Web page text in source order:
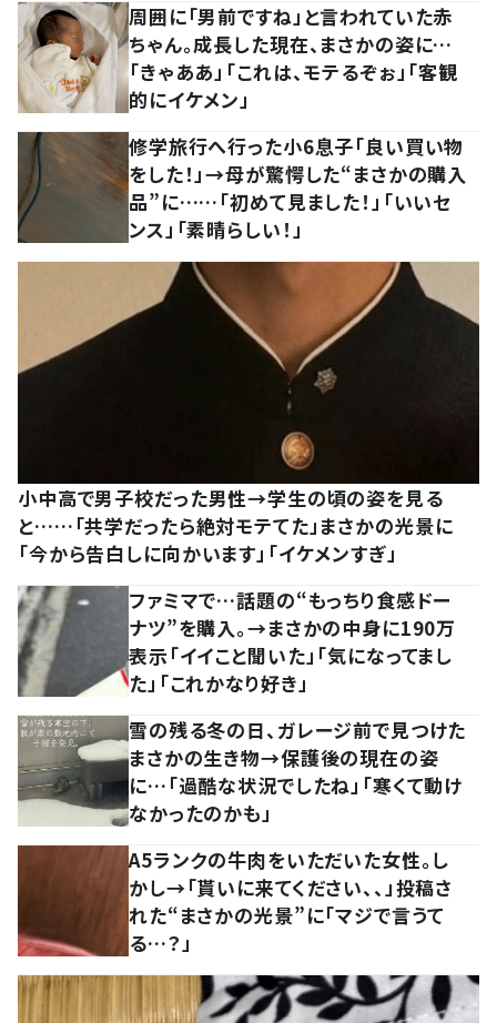
周囲に「男前ですね」と言われていた赤
ちゃん。成長した現在、まさかの姿に…
「きゃああ」「これは、モテるぞぉ」「客観
的にイケメン」
修学旅行へ行った小6息子「良い買い物
をした！」→母が驚愕した“まさかの購入
品”に……「初めて見ました！」「いいセ
ンス」「素晴らしい！」
小中高で男子校だった男性→学生の頃の姿を見る
と……「共学だったら絶対モテてた」まさかの光景に
「今から告白しに向かいます」「イケメンすぎ」
ファミマで…話題の“もっちり食感ドー
ナツ”を購入。→まさかの中身に190万
表示「イイこと聞いた」「気になってまし
た」「これかなり好き」
雪の残る冬の日、ガレージ前で見つけた
まさかの生き物→保護後の現在の姿
に…「過酷な状況でしたね」「寒くて動け
なかったのかも」
A5ランクの牛肉をいただいた女性。し
かし→「貰いに来てください、、」投稿さ
れた“まさかの光景”に「マジで言うて
る…？」